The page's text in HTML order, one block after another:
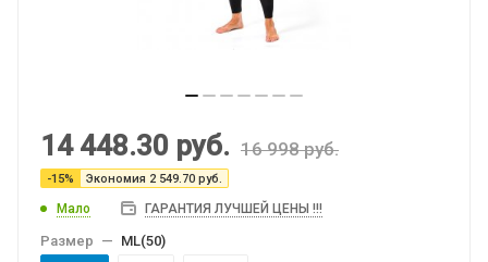
14 448.30 руб. 16 998руб.
-15% Экономия 2 549.70 руб.
Мало ГАРАНТИЯ ЛУЧШЕЙ ЦЕНЫ !!!
Размер — МL(50)